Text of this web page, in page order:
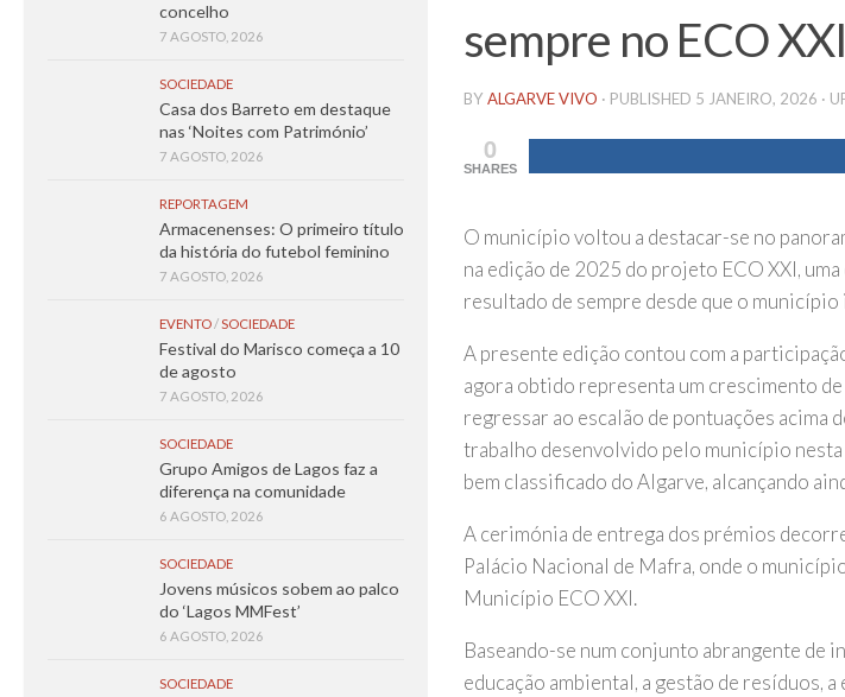
sempre no ECO XXI
BY ALGARVE VIVO · PUBLISHED 5 JANEIRO, 2026 ·
0
SHARES
O município voltou a destacar-se no
na edição de 2025 do projeto ECO XXI,
resultado de sempre desde que o
A presente edição contou com a
agora obtido representa um crescimento
regressar ao escalão de pontuações acima
trabalho desenvolvido pelo município
bem classificado do Algarve, alcançando
A cerimónia de entrega dos prémios
Palácio Nacional de Mafra, onde o
Município ECO XXI.
Baseando-se num conjunto abrangente de
educação ambiental, a gestão de resíduos,
concelho
7 AGOSTO, 2026
SOCIEDADE
Casa dos Barreto em destaque
nas ‘Noites com Património’
7 AGOSTO, 2026
REPORTAGEM
Armacenenses: O primeiro título
da história do futebol feminino
7 AGOSTO, 2026
EVENTO/SOCIEDADE
Festival do Marisco começa a 10
de agosto
7 AGOSTO, 2026
SOCIEDADE
Grupo Amigos de Lagos faz a
diferença na comunidade
6 AGOSTO, 2026
SOCIEDADE
Jovens músicos sobem ao palco
do ‘Lagos MMFest’
6 AGOSTO, 2026
SOCIEDADE